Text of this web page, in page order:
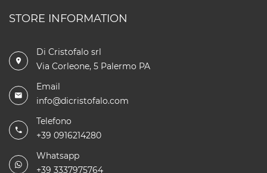
STORE INFORMATION
Di Cristofalo srl
Via Corleone, 5 Palermo PA
Email
info@dicristofalo.com
Telefono
+39 0916214280
Whatsapp
+39 3337975764